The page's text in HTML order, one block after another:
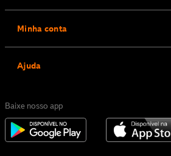
Minha conta
Ajuda
Baixe nosso app